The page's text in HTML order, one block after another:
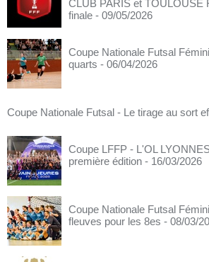
CLUB PARIS et TOULOUSE
finale - 09/05/2026
Coupe Nationale Futsal
quarts - 06/04/2026
Coupe Nationale Futsal - Le tirage au sort
Coupe LFFP - L'OL
première édition - 16/03/2026
Coupe Nationale Futsal
fleuves pour les 8es - 08/03/